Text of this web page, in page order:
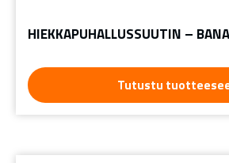
HIEKKAPUHALLUSSUUTIN –
Tutustu